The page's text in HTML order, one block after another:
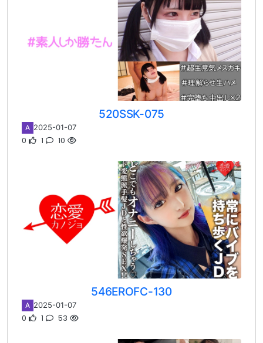
520SSK-075
A 2025-01-07
0 1 10
546EROFC-130
A 2025-01-07
0 1 53